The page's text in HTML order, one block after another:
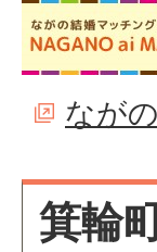
なが
箕輪